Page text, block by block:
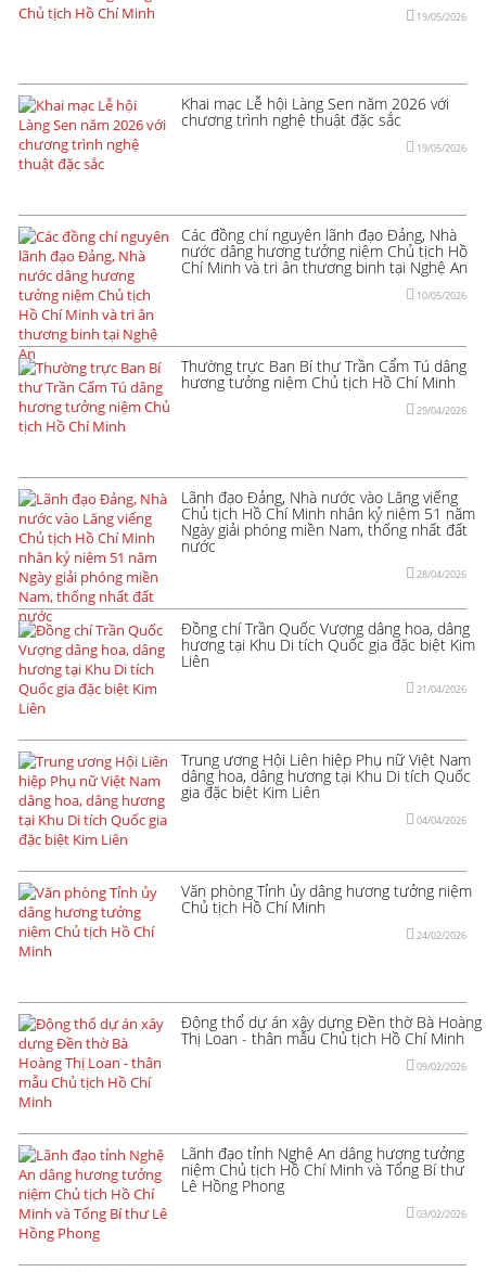
19/05/2026
Khai mạc Lễ hội Làng Sen năm 2026 với
chương trình nghệ thuật đặc sắc
19/05/2026
Các đồng chí nguyên lãnh đạo Đảng, Nhà
nước dâng hương tưởng niệm Chủ tịch Hồ
Chí Minh và tri ân thương binh tại Nghệ An
10/05/2026
Thường trực Ban Bí thư Trần Cẩm Tú dâng
hương tưởng niệm Chủ tịch Hồ Chí Minh
29/04/2026
Lãnh đạo Đảng, Nhà nước vào Lăng viếng
Chủ tịch Hồ Chí Minh nhân kỷ niệm 51 năm
Ngày giải phóng miền Nam, thống nhất đất
nước
28/04/2026
Đồng chí Trần Quốc Vượng dâng hoa, dâng
hương tại Khu Di tích Quốc gia đặc biệt Kim
Liên
21/04/2026
Trung ương Hội Liên hiệp Phụ nữ Việt Nam
dâng hoa, dâng hương tại Khu Di tích Quốc
gia đặc biệt Kim Liên
04/04/2026
Văn phòng Tỉnh ủy dâng hương tưởng niệm
Chủ tịch Hồ Chí Minh
24/02/2026
Động thổ dự án xây dựng Đền thờ Bà Hoàng
Thị Loan - thân mẫu Chủ tịch Hồ Chí Minh
09/02/2026
Lãnh đạo tỉnh Nghệ An dâng hương tưởng
niệm Chủ tịch Hồ Chí Minh và Tổng Bí thư
Lê Hồng Phong
03/02/2026